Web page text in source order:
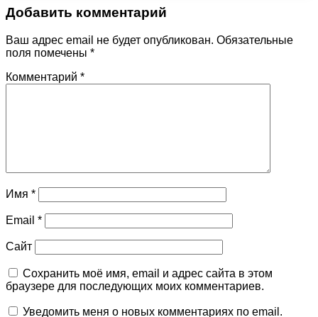
Добавить комментарий
Ваш адрес email не будет опубликован. Обязательные
поля помечены *
Комментарий *
Имя *
Email *
Сайт
Сохранить моё имя, email и адрес сайта в этом
браузере для последующих моих комментариев.
Уведомить меня о новых комментариях по email.